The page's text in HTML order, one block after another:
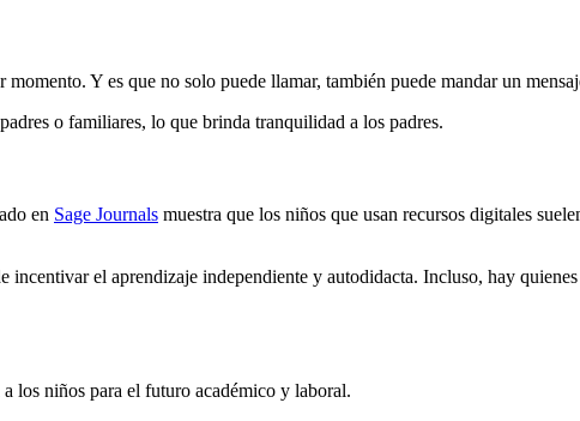
Y es que no solo puede llamar, también puede mandar un
o familiares, lo que brinda tranquilidad a los padres.
en Sage Journals muestra que los niños que usan recursos digitales
el aprendizaje independiente y autodidacta. Incluso, hay
los niños para el futuro académico y laboral.